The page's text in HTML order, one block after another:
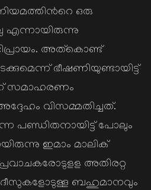
ഒരു
എന്നായിരുന്നു
അത്കൊണ്ട്
ഭീഷണിയുണ്ടായിട്ട്
സമാഹരണം
വിസമ്മതിച്ചത്.
പണ്ഡിതനായിട്ട് പോലും
ഇമാം മാലിക്
അതിരറ്റ
ബഹുമാനവും